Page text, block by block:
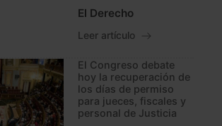
El Derecho
Leer artículo
El Congreso debate
hoy la recuperación de
los días de permiso
para jueces, fiscales y
personal de Justicia